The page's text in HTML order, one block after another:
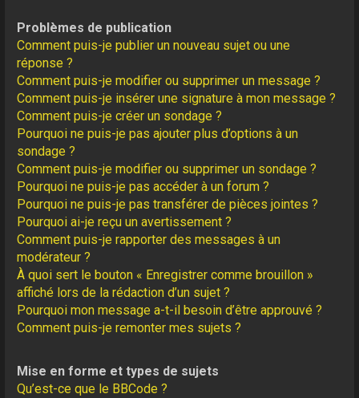
Problèmes de publication
Comment puis-je publier un nouveau sujet ou une
réponse ?
Comment puis-je modifier ou supprimer un message ?
Comment puis-je insérer une signature à mon message ?
Comment puis-je créer un sondage ?
Pourquoi ne puis-je pas ajouter plus d’options à un
sondage ?
Comment puis-je modifier ou supprimer un sondage ?
Pourquoi ne puis-je pas accéder à un forum ?
Pourquoi ne puis-je pas transférer de pièces jointes ?
Pourquoi ai-je reçu un avertissement ?
Comment puis-je rapporter des messages à un
modérateur ?
À quoi sert le bouton « Enregistrer comme brouillon »
affiché lors de la rédaction d’un sujet ?
Pourquoi mon message a-t-il besoin d’être approuvé ?
Comment puis-je remonter mes sujets ?
Mise en forme et types de sujets
Qu’est-ce que le BBCode ?